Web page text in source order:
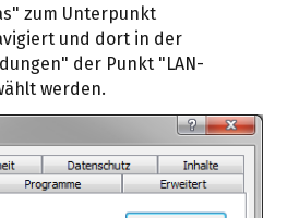
zum Unterpunkt
und dort in der
der Punkt "LAN-
werden.